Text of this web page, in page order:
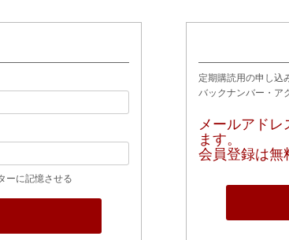
ーに記憶させる
定期購読用の申し込
バックナンバー・ア
メールアド
ます。
会員登録は無